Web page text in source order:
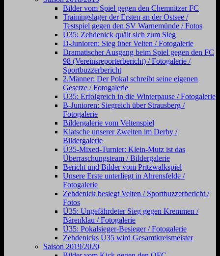
Bilder vom Spiel gegen den Chemnitzer FC
Trainingslager der Ersten an der Ostsee /
Testspiel gegen den SV Warnemünde / Fotos
Ü35: Zehdenick quält sich zum Sieg
D-Junioren: Sieg über Velten / Fotogalerie
Dramatischer Ausgang beim Spiel gegen den FC
98 (Vereinsreporterbericht) / Fotogalerie /
Sportbuzzerbericht
2.Männer: Der Pokal schreibt seine eigenen
Gesetze / Fotogalerie
Ü35: Erfolgreich in die Winterpause / Fotogalerie
B-Junioren: Siegreich über Strausberg /
Fotogalerie
Bildergalerie vom Veltenspiel
Klatsche unserer Zweiten im Derby /
Bildergalerie
Ü35-Mixed-Turnier: Klein-Mutz ist das
Überraschungsteam / Bildergalerie
Bericht und Bilder vom Pritzwalkspiel
Unsere Erste unterliegt in Ahrensfelde /
Fotogalerie
Zehdenick besiegt Velten / Sportbuzzerbericht /
Fotos
Ü35: Ungefährdeter Sieg gegen Kremmen /
Bärenklau / Fotogalerie
Ü35: Pokalsieger-Besieger / Fotogalerie
Zehdenicks Ü35 wird Gesamtkreismeister
Saison 2019/2020